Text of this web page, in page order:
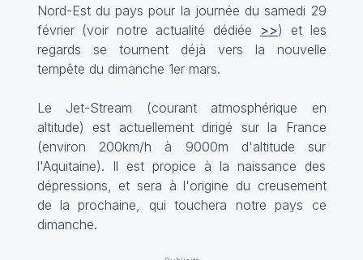
Nord-Est du pays pour la journée du samedi 29
février (voir notre actualité dédiée
>>) et les
regards se tournent déjà vers la nouvelle
tempête du dimanche 1er mars.
Le Jet-Stream (courant atmosphérique en
altitude) est actuellement dirigé sur la France
(environ 200km/h à 9000m d'altitude sur
l'Aquitaine). Il est propice à la naissance des
dépressions, et sera à l'origine du creusement
de la prochaine, qui touchera notre pays ce
dimanche.